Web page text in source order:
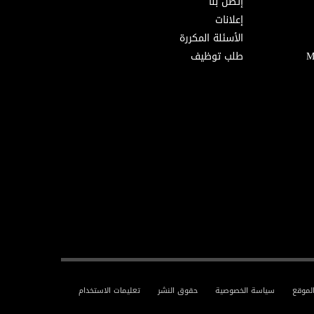
إعلانات
الأسئلة المكررة
طلب توظيف
تعليمات الاستخدام حقوق النشر سياسة الخصوصية